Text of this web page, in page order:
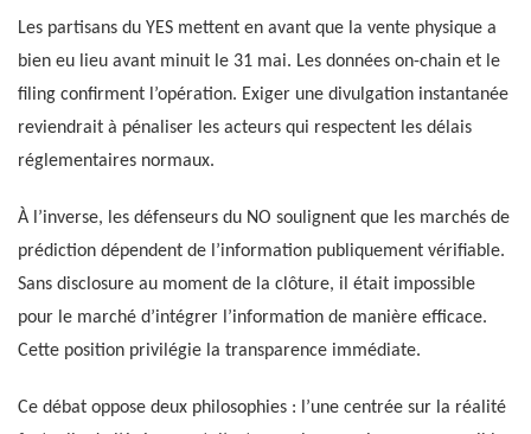
Les partisans du YES mettent en avant que la vente physique a
bien eu lieu avant minuit le 31 mai. Les données on-chain et le
filing confirment l’opération. Exiger une divulgation instantanée
reviendrait à pénaliser les acteurs qui respectent les délais
réglementaires normaux.
À l’inverse, les défenseurs du NO soulignent que les marchés de
prédiction dépendent de l’information publiquement vérifiable.
Sans disclosure au moment de la clôture, il était impossible
pour le marché d’intégrer l’information de manière efficace.
Cette position privilégie la transparence immédiate.
Ce débat oppose deux philosophies : l’une centrée sur la réalité